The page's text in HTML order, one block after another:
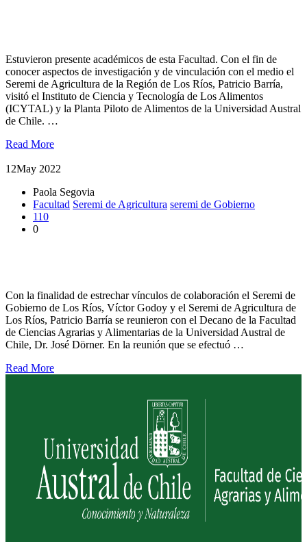
Estuvieron presente académicos de esta Facultad. Con el fin de
conocer aspectos de investigación y de vinculación con el medio el
Seremi de Agricultura de la Región de Los Ríos, Patricio Barría,
visitó el Instituto de Ciencia y Tecnología de Los Alimentos
(ICYTAL) y la Planta Piloto de Alimentos de la Universidad Austral
de Chile. …
Read More
12May 2022
Paola Segovia
Facultad Seremi de Agricultura seremi de Gobierno
110
0
Con la finalidad de estrechar vínculos de colaboración el Seremi de
Gobierno de Los Ríos, Víctor Godoy y el Seremi de Agricultura de
Los Ríos, Patricio Barría se reunieron con el Decano de la Facultad
de Ciencias Agrarias y Alimentarias de la Universidad Austral de
Chile, Dr. José Dörner. En la reunión que se efectuó …
Read More